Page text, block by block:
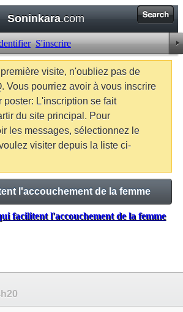
Soninkara.com
S'inscrire
visite, n'oubliez pas de
Vous pourriez avoir à vous inscrire
poster: L'inscription se fait
du site principal. Pour
les messages, sélectionnez le
visiter depuis la liste ci-
l'accouchement de la femme
facilitent l'accouchement de la femme